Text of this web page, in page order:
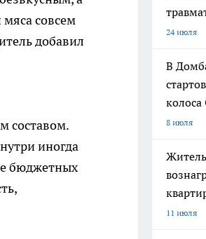
совсем
добавил
составом.
иногда
бюджетных
24 июля
В
8 июля
11 июля